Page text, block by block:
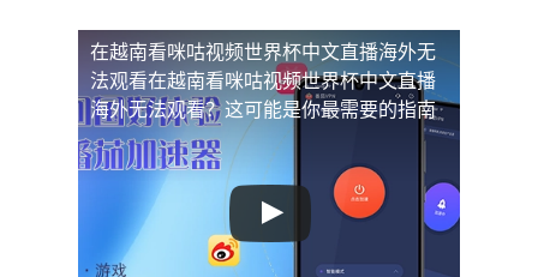
在越南看咪咕视频世界杯中文直播海外无
法观看在越南看咪咕视频世界杯中文直播
海外无法观看？这可能是你最需要的指南